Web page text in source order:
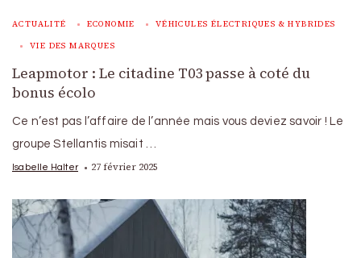
ACTUALITÉ ECONOMIE VÉHICULES ÉLECTRIQUES & HYBRIDES
VIE DES MARQUES
Leapmotor : Le citadine T03 passe à coté du
bonus écolo
Ce n’est pas l’affaire de l’année mais vous deviez savoir ! Le
groupe Stellantis misait …
Isabelle Halter 27 février 2025